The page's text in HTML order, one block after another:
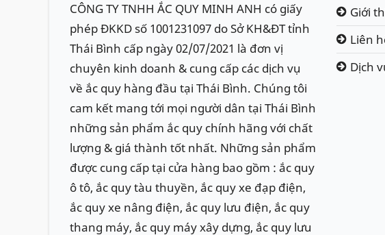
CÔNG TY TNHH ẮC QUY MINH ANH có giấy
phép ĐKKD số 1001231097 do Sở KH&ĐT tỉnh
Thái Bình cấp ngày 02/07/2021 là đơn vị
chuyên kinh doanh & cung cấp các dịch vụ
về ắc quy hàng đầu tại Thái Bình. Chúng tôi
cam kết mang tới mọi người dân tại Thái Bình
những sản phẩm ắc quy chính hãng với chất
lượng & giá thành tốt nhất. Những sản phẩm
được cung cấp tại cửa hàng bao gồm : ắc quy
ô tô, ắc quy tàu thuyền, ắc quy xe đạp điện,
ắc quy xe nâng điện, ắc quy lưu điện, ắc quy
thang máy, ắc quy máy xây dựng, ắc quy lưu
Giới
Liên
Dịch